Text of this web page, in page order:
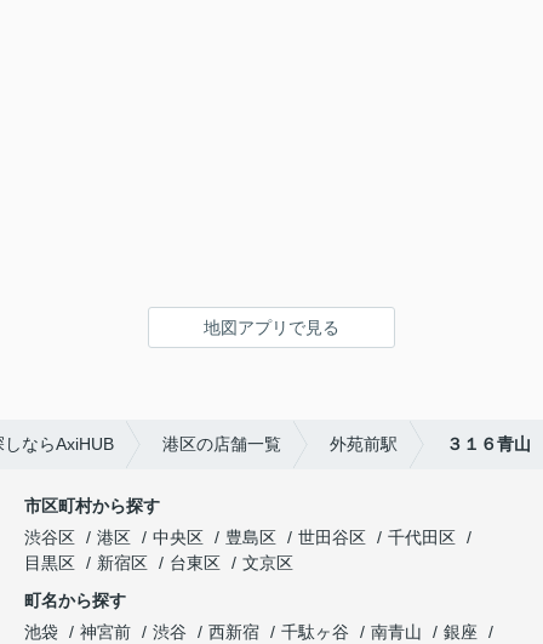
地図アプリで見る
ならAxiHUB 港区の店舗一覧 外苑前駅 ３１６青山
市区町村から探す
渋谷区
港区 中央区 豊島区 世田谷区
千代田区
目黒区
新宿区 台東区
文京区
町名から探す
池袋
神宮前 渋谷 西新宿 千駄ヶ谷 南青山
銀座